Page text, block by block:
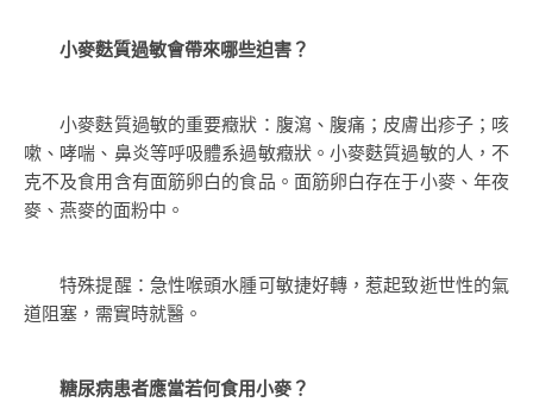
小麥麩質過敏會帶來哪些迫害？
小麥麩質過敏的重要癥狀：腹瀉、腹痛；皮膚出疹子；咳
嗽、哮喘、鼻炎等呼吸體系過敏癥狀。小麥麩質過敏的人，不
克不及食用含有面筋卵白的食品。面筋卵白存在于小麥、年夜
麥、燕麥的面粉中。
特殊提醒：急性喉頭水腫可敏捷好轉，惹起致逝世性的氣
道阻塞，需實時就醫。
糖尿病患者應當若何食用小麥？